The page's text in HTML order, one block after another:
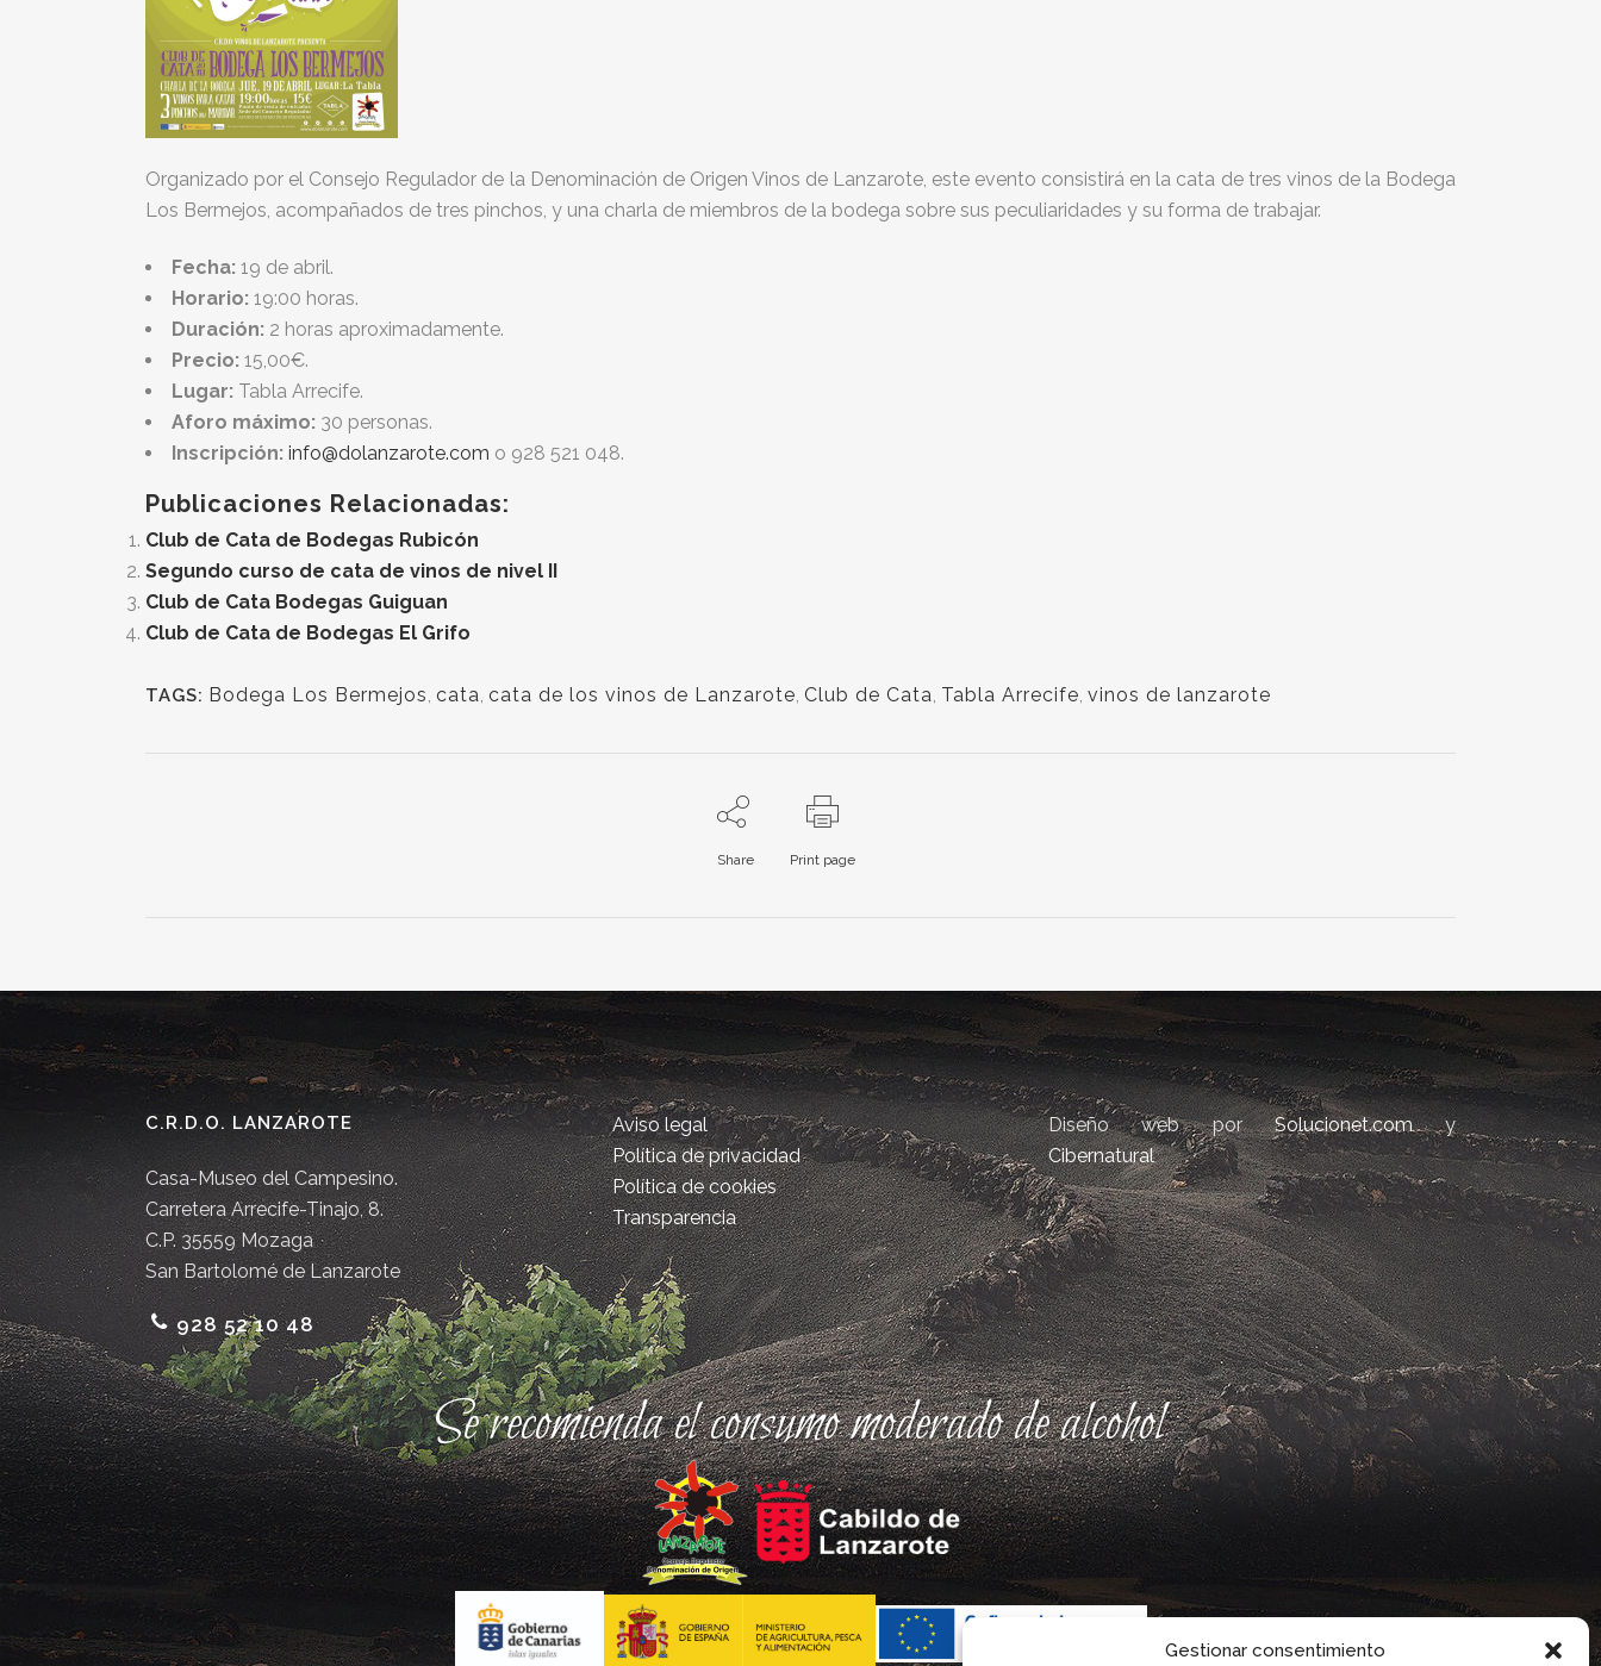
Gestionar consentimiento
Organizado por el Consejo Regulador de la Denominación de Origen Vinos de Lanzarote, este evento consistirá en la cata de tres vinos de la Bodega
Los Bermejos, acompañados de tres pinchos, y una charla de miembros de la bodega sobre sus peculiaridades y su forma de trabajar.
Fecha: 19 de abril.
Horario: 19:00 horas.
Duración: 2 horas aproximadamente.
Precio: 15,00€.
Lugar: Tabla Arrecife.
Aforo máximo: 30 personas.
Inscripción: info@dolanzarote.com o 928 521 048.
Publicaciones Relacionadas:
Club de Cata de Bodegas Rubicón
Segundo curso de cata de vinos de nivel II
Club de Cata Bodegas Guiguan
Club de Cata de Bodegas El Grifo
TAGS: Bodega Los Bermejos cata cata de los vinos de Lanzarote Club de Cata Tabla Arrecife vinos de lanzarote
Share Print page
C.R.D.O. LANZAROTE
Casa-Museo del Campesino.
Carretera Arrecife-Tinajo, 8.
C.P. 35559 Mozaga
San Bartolomé de Lanzarote
928 52 10 48
Aviso legal
Política de privacidad
Política de cookies
Transparencia
Diseño web porSolucionet.comy
Cibernatural
Se recomienda el consumo moderado de alcohol